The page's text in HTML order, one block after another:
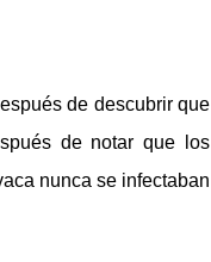
de descubrir que
de notar que los
nunca se infectaban